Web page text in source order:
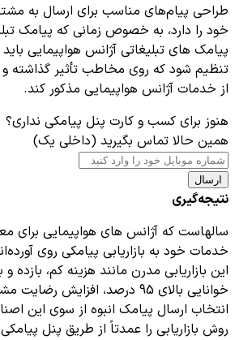
طراحی پیام‌های مناسب برای ارسال به
خود را دارد، به خصوص زمانی که پیامک
پیامک های تبلیغاتی آژانس هواپیمایی
تنظیم شود که روی مخاطب تأثیر گذاشته و
از خدمات آژانس هواپیمایی مذکور کند.
هنوز برای کسب و کارت پنل پیامکی نداری؟
همین حالا تماس بگیرید (داخلی یک)
ارسال
نتیجه‌گیری
سالهاست که آژانس های هواپیمایی برای
خدمات خود به بازاریابی پیامکی روی
این بازاریابی مدرن مانند هزینه کم، بازده و
خوانایی بالای 95 درصد، افزایش
انتخاب ارسال پیامک انبوه از سوی این
روش بازاریابی را عمدتاً از طریق پنل